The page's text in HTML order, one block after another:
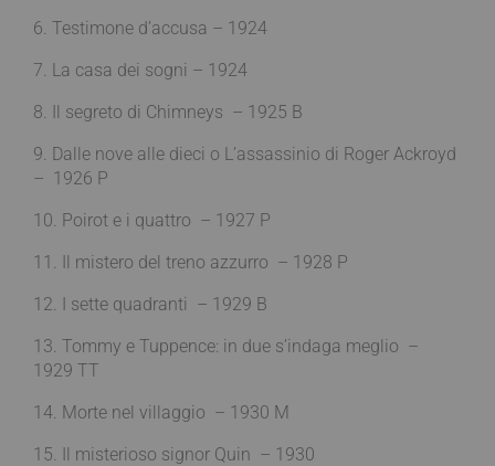
6. Testimone d’accusa – 1924
7. La casa dei sogni – 1924
8. Il segreto di Chimneys – 1925 B
9. Dalle nove alle dieci o L’assassinio di Roger Ackroyd
– 1926 P
10. Poirot e i quattro – 1927 P
11. Il mistero del treno azzurro – 1928 P
12. I sette quadranti – 1929 B
13. Tommy e Tuppence: in due s’indaga meglio –
1929 TT
14. Morte nel villaggio – 1930 M
15. Il misterioso signor Quin – 1930